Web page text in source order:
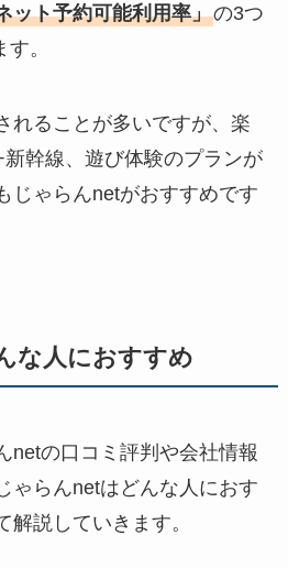
ット予約可能利用率」の3つ
。
れることが多いですが、楽
幹線、遊び体験のプランが
じゃらんnetがおすすめです
な人におすすめ
netの口コミ評判や会社情報
ゃらんnetはどんな人におす
説していきます。